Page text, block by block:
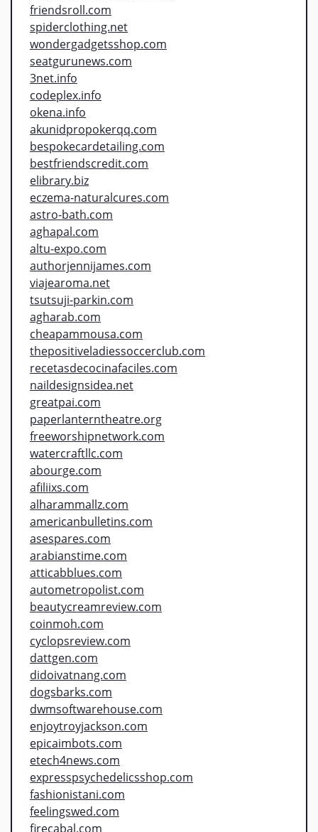
friendsroll.com
spiderclothing.net
wondergadgetsshop.com
seatgurunews.com
3net.info
codeplex.info
okena.info
akunidpropokerqq.com
bespokecardetailing.com
bestfriendscredit.com
elibrary.biz
eczema-naturalcures.com
astro-bath.com
aghapal.com
altu-expo.com
authorjennijames.com
viajearoma.net
tsutsuji-parkin.com
agharab.com
cheapammousa.com
thepositiveladiessoccerclub.com
recetasdecocinafaciles.com
naildesignsidea.net
greatpai.com
paperlanterntheatre.org
freeworshipnetwork.com
watercraftllc.com
abourge.com
afiliixs.com
alharammallz.com
americanbulletins.com
asespares.com
arabianstime.com
atticabblues.com
autometropolist.com
beautycreamreview.com
coinmoh.com
cyclopsreview.com
dattgen.com
didoivatnang.com
dogsbarks.com
dwmsoftwarehouse.com
enjoytroyjackson.com
epicaimbots.com
etech4news.com
expresspsychedelicsshop.com
fashionistani.com
feelingswed.com
firecabal.com